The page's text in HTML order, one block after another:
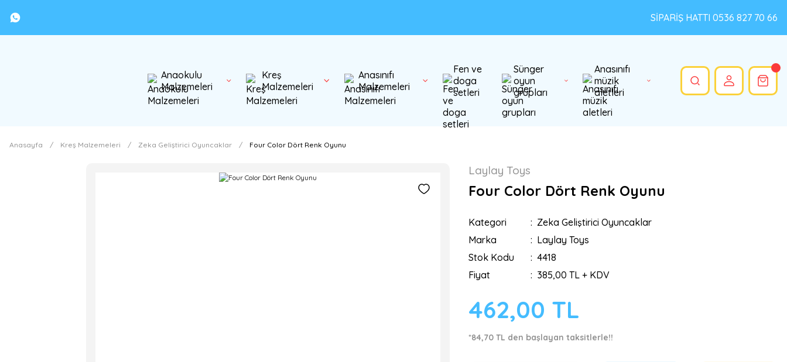
SİPARİŞ HATTI 0536 827 70 66
Anaokulu
Malzemeleri
Kreş
Malzemeleri
Anasınıfı
Malzemeleri
Fen ve
doga
setleri
Sünger
oyun
grupları
Anasınıfı
müzik
aletleri
Anasayfa Kreş Malzemeleri Zeka Geliştirici Oyuncaklar Four Color Dört Renk Oyunu
Laylay Toys
Four Color Dört Renk Oyunu
Kategori
Zeka Geliştirici Oyuncaklar
Marka
Laylay Toys
Stok Kodu
4418
Fiyat
385,00 TL + KDV
462,00 TL
*84,70 TL den başlayan taksitlerle!!